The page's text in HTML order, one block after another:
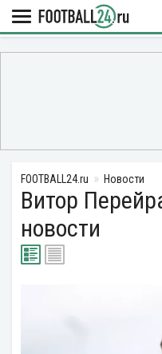
FOOTBALL24.ru Новости
Витор
новости